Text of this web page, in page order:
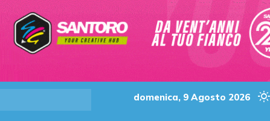
domenica, 9 Agosto 2026